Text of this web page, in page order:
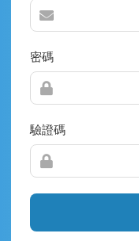
密碼
驗證碼